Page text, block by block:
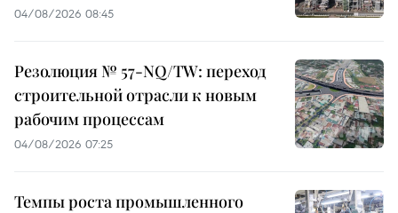
04/08/2026 08:45
Резолюция № 57-NQ/TW: переход
строительной отрасли к новым
рабочим процессам
04/08/2026 07:25
Темпы роста промышленного